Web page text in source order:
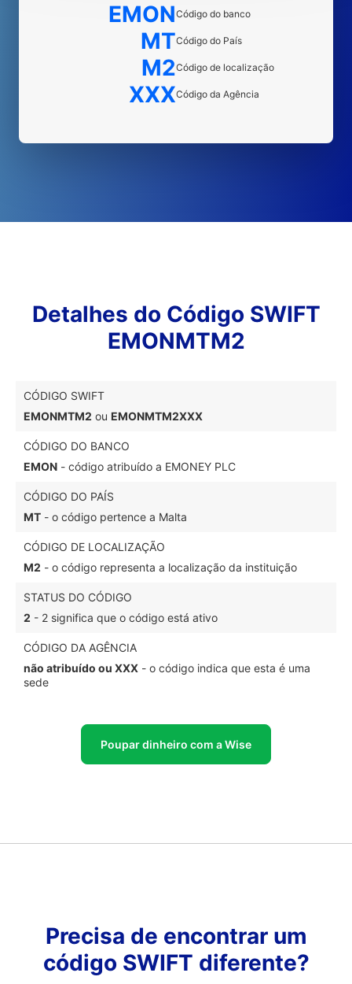
EMONCódigo do banco
MTCódigo do País
M2Código de localização
XXXCódigo da Agência
Detalhes do Código SWIFT
EMONMTM2
CÓDIGO SWIFT
EMONMTM2 ou EMONMTM2XXX
CÓDIGO DO BANCO
EMON - código atribuído a EMONEY PLC
CÓDIGO DO PAÍS
MT - o código pertence a Malta
CÓDIGO DE LOCALIZAÇÃO
M2 - o código representa a localização da instituição
STATUS DO CÓDIGO
2 - 2 significa que o código está ativo
CÓDIGO DA AGÊNCIA
não atribuído ou XXX - o código indica que esta é uma
sede
Poupar dinheiro com a Wise
Precisa de encontrar um
código SWIFT diferente?